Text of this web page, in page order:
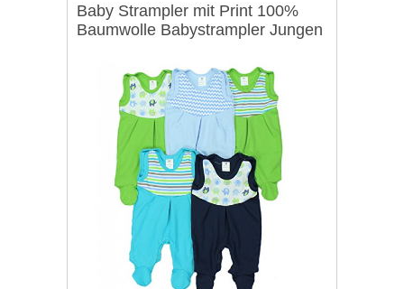
Baby Strampler mit Print 100%
Baumwolle Babystrampler Jungen
PACK, Farbe: Junge, Größe: 56